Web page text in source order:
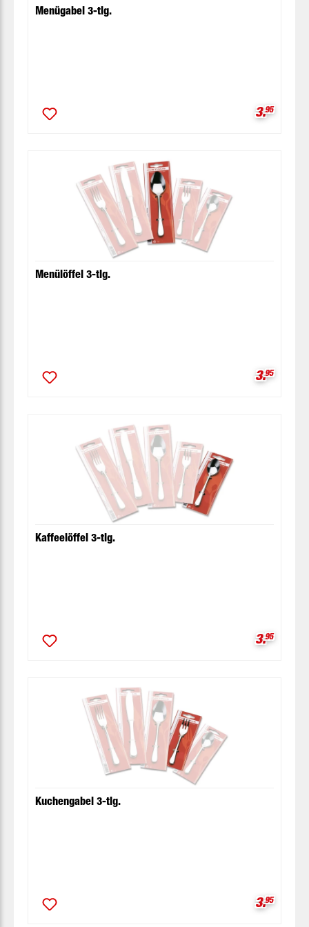
Menügabel 3-tlg.
3.95
Menülöffel 3-tlg.
3.95
Kaffeelöffel 3-tlg.
3.95
Kuchengabel 3-tlg.
3.95